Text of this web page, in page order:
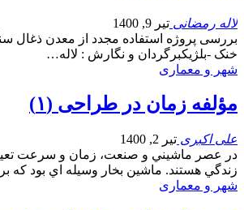
لاله رمضانی تیر 9, 1400
بررسی پروژه استفاده مجدد از معدن ذغال
خنک -بلژیکبرگردان و نگارش : لاله…
شهر و معماری
مؤلفه زمان در طراحی (۱)
علی اکبری تیر 2, 1400
در عصر ماشيني و صنعت، زمان و سرعت
زندگي هستند. ماشين بخار وسيله اي بود که
شهر و معماری